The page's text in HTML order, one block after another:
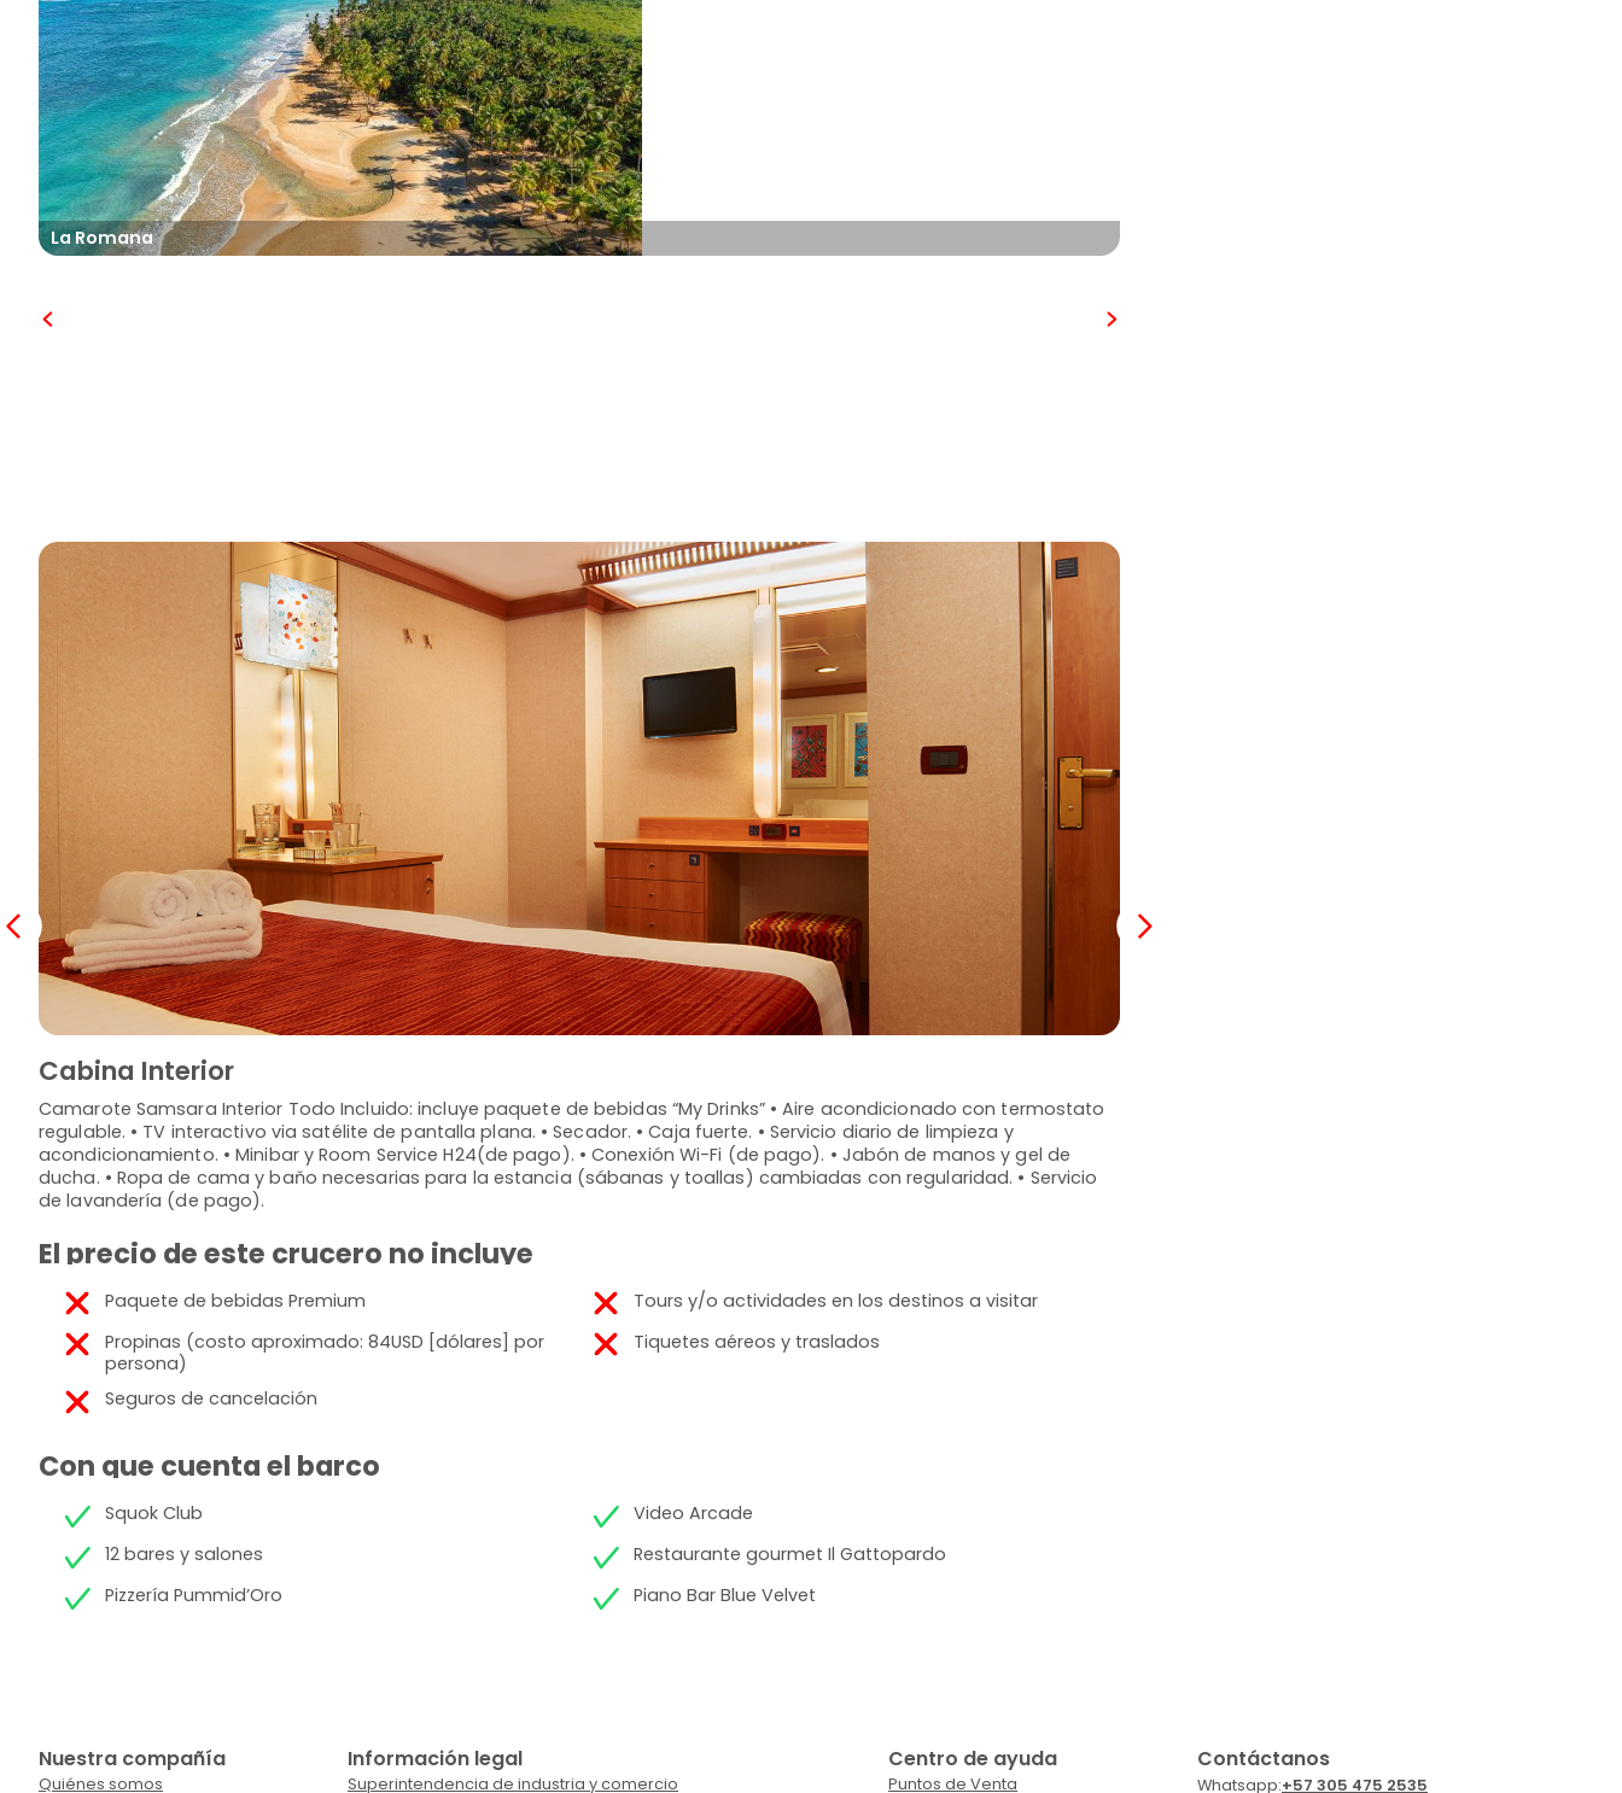
La Romana
Cabina Interior
Camarote Samsara Interior Todo Incluido: incluye paquete de bebidas “My Drinks” • Aire acondicionado con termostato
regulable. • TV interactivo via satélite de pantalla plana. • Secador. • Caja fuerte. • Servicio diario de limpieza y
acondicionamiento. • Minibar y Room Service H24(de pago). • Conexión Wi-Fi (de pago). • Jabón de manos y gel de
ducha. • Ropa de cama y baňo necesarias para la estancia (sábanas y toallas) cambiadas con regularidad. • Servicio
de lavandería (de pago).
El precio de este crucero no incluye
Paquete de bebidas Premium
Tours y/o actividades en los destinos a visitar
Propinas (costo aproximado: 84USD [dólares] por
persona)
Tiquetes aéreos y traslados
Seguros de cancelación
Con que cuenta el barco
Squok Club
Video Arcade
12 bares y salones
Restaurante gourmet Il Gattopardo
Pizzería Pummid’Oro
Piano Bar Blue Velvet
Nuestra compañía
Quiénes somos
Información legal
Superintendencia de industria y comercio
Centro de ayuda
Puntos de Venta
Contáctanos
Whatsapp:+57 305 475 2535